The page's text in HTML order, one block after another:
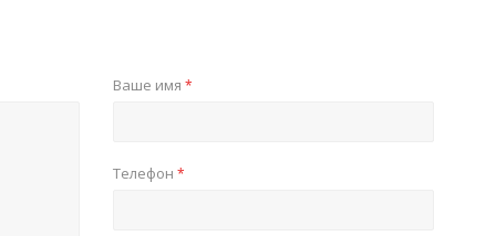
Ваше имя *
Телефон *